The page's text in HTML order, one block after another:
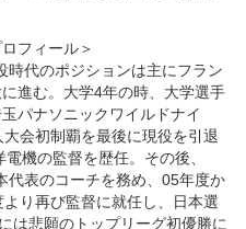
フィール＞
時代のポジションは主にフラン
進む。大学4年の時、大学選手
パナソニックワイルドナイ
会初制覇を最後に現役を引退
機の監督を歴任。その後、
代表のコーチを務め、05年度か
り再び監督に就任し、日本選
は悲願のトップリーグ初優勝に